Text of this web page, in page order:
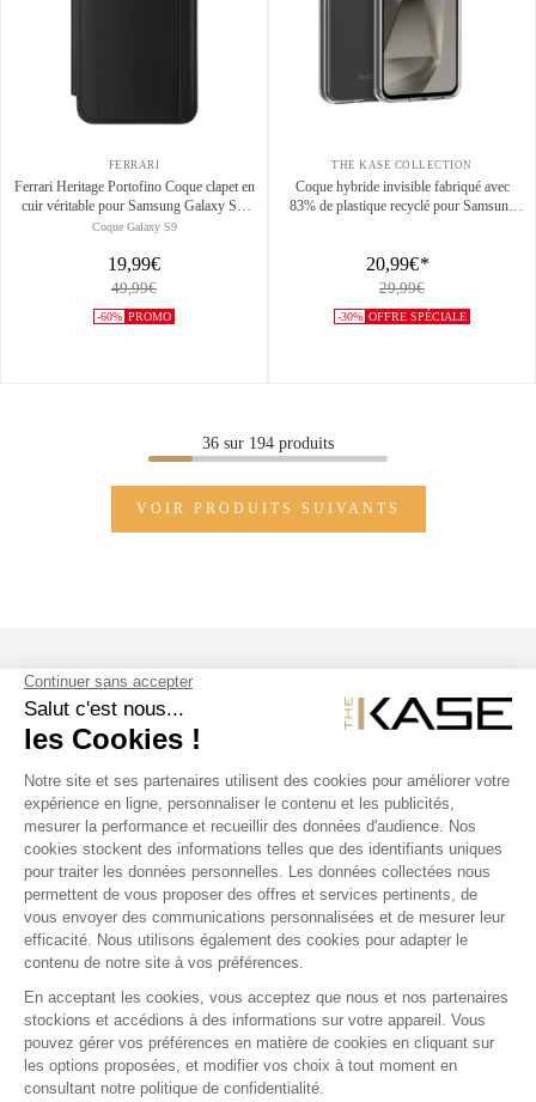
FERRARI
Ferrari Heritage Portofino Coque clapet en
cuir véritable pour Samsung Galaxy S9,
Noir
Coque Galaxy S9
19,99€
49,99€
-60% PROMO
THE KASE COLLECTION
Coque hybride invisible fabriqué avec
83% de plastique recyclé pour Samsung
20,99€*
29,99€
-30% OFFRE SPÉCIALE
36 sur 194 produits
VOIR PRODUITS SUIVANTS
NOS PRODUITS
THE KASE